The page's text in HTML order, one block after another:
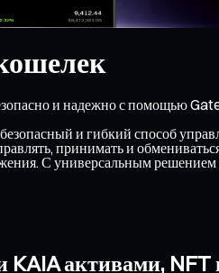
и надежно с помощью
и гибкий способ
принимать и
С универсальным решением
KAIA активами,